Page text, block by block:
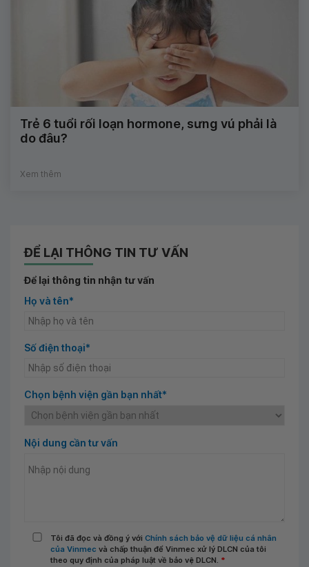
Trẻ 6 tuổi rối loạn hormone, sưng vú phải là
do đâu?
Xem thêm
ĐỂ LẠI THÔNG TIN TƯ VẤN
Để lại thông tin nhận tư vấn
Họ và tên*
Số điện thoại*
Chọn bệnh viện gần bạn nhất*
Nội dung cần tư vấn
Tôi đã đọc và đồng ý với Chính sách bảo vệ dữ liệu cá nhân
của Vinmec và chấp thuận để Vinmec xử lý DLCN của tôi
theo quy định của pháp luật về bảo vệ DLCN. *